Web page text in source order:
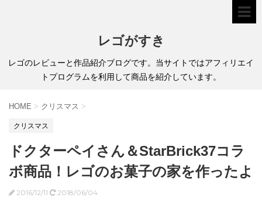
レゴがすき
レゴのレビューと作品紹介ブログです。当サイトではアフィリエイ
トプログラムを利用して商品を紹介しています。
HOME > クリスマス >
クリスマス
ドクターペイさん＆StarBrick37コラ
ボ商品！レゴのお菓子の家を作ったよ
2016/12/11 2018/06/04